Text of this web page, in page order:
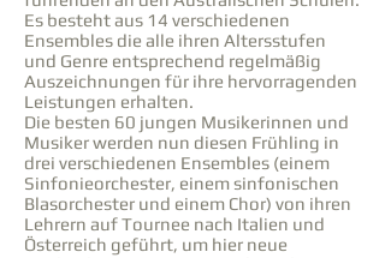
Es besteht aus 14 verschiedenen
Ensembles die alle ihren Altersstufen
und Genre entsprechend regelmäßig
Auszeichnungen für ihre hervorragenden
Leistungen erhalten.
Die besten 60 jungen Musikerinnen und
Musiker werden nun diesen Frühling in
drei verschiedenen Ensembles (einem
Sinfonieorchester, einem sinfonischen
Blasorchester und einem Chor) von ihren
Lehrern auf Tournee nach Italien und
Österreich geführt, um hier neue